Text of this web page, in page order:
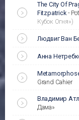
The City Of
Fitzpatrick-
Кубок Огня»)
Людвиг Ван
Анна
Grand Cahier
Владимир
Дама»